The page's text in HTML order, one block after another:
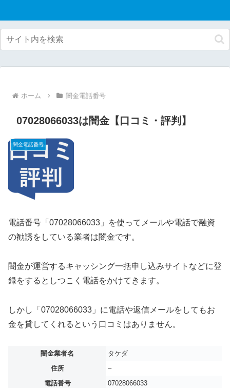
ホーム 闇金電話番号
07028066033は闇金【口コミ・評判】
闇金電話番号
電話番号「07028066033」を使ってメールや電話で融資
の勧誘をしている業者は闇金です。
闇金が運営するキャッシング一括申し込みサイトなどに登
録をするとしつこく電話をかけてきます。
しかし「07028066033」に電話や返信メールをしてもお
金を貸してくれるという口コミはありません。
闇金業者名
タケダ
住所
–
電話番号
07028066033